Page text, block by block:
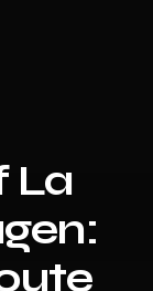
La